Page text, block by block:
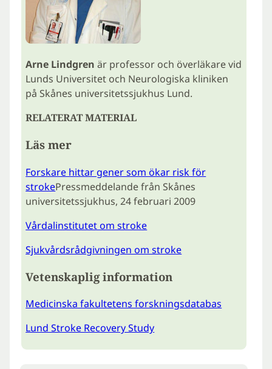
Arne Lindgren är professor och överläkare vid
Lunds Universitet och Neurologiska kliniken
på Skånes universitetssjukhus Lund.
RELATERAT MATERIAL
Läs mer
Forskare hittar gener som ökar risk för
strokePressmeddelande från Skånes
universitetssjukhus, 24 februari 2009
Vårdalinstitutet om stroke
Sjukvårdsrådgivningen om stroke
Vetenskaplig information
Medicinska fakultetens forskningsdatabas
Lund Stroke Recovery Study